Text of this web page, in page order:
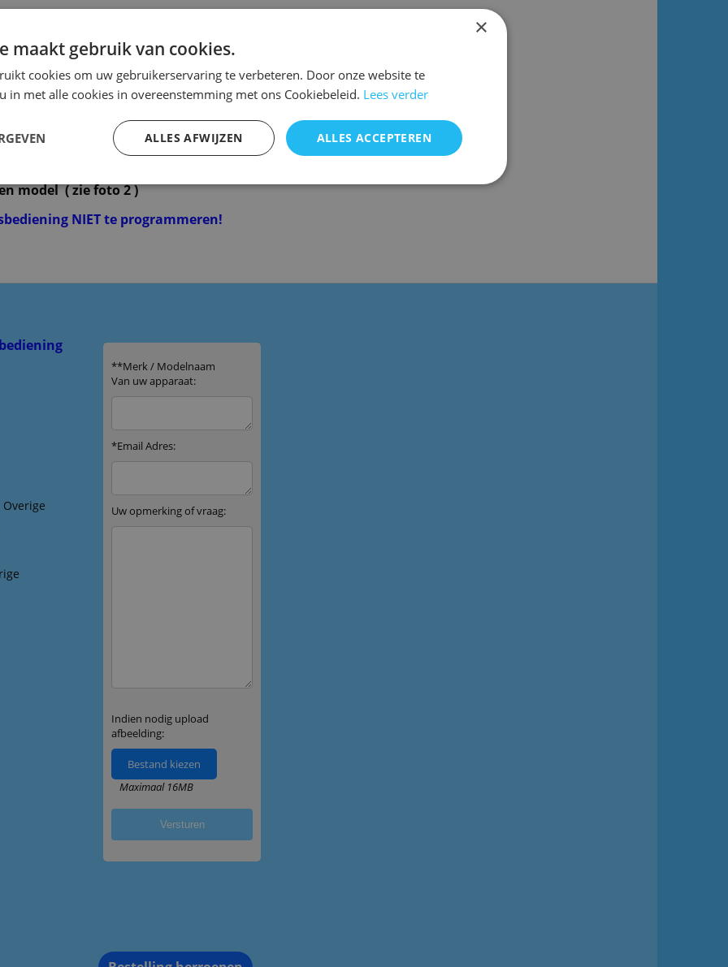
dp600
kopie van de originele met precies dezelfde functies
model ( zie foto 2 )
NIET te programmeren!
Overige
×
maakt gebruik van cookies.
cookies om uw gebruikerservaring te verbeteren. Door onze website te
in met alle cookies in overeenstemming met ons Cookiebeleid. Lees verder
ALLES ACCEPTEREN
ALLES AFWIJZEN